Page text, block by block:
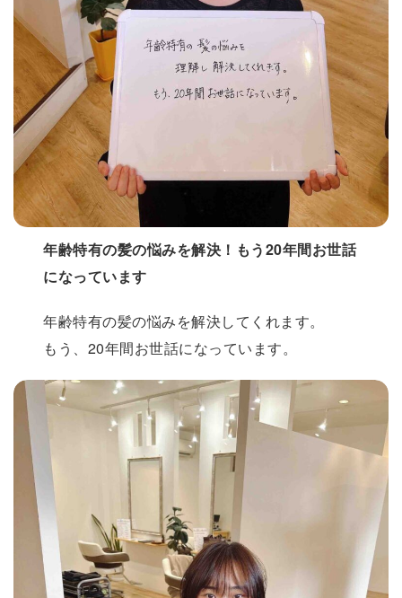
年齢特有の髪の悩みを解決！もう20年間お世話
になっています
年齢特有の髪の悩みを解決してくれます。
もう、20年間お世話になっています。